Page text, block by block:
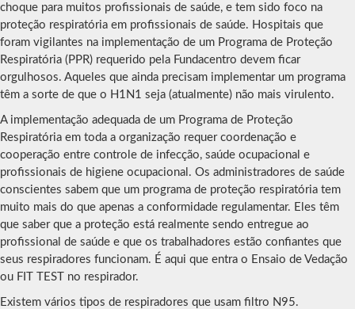
choque para muitos profissionais de saúde, e tem sido foco na
proteção respiratória em profissionais de saúde. Hospitais que
foram vigilantes na implementação de um Programa de Proteção
Respiratória (PPR) requerido pela Fundacentro devem ficar
orgulhosos. Aqueles que ainda precisam implementar um programa
têm a sorte de que o H1N1 seja (atualmente) não mais virulento.
A implementação adequada de um Programa de Proteção
Respiratória em toda a organização requer coordenação e
cooperação entre controle de infecção, saúde ocupacional e
profissionais de higiene ocupacional. Os administradores de saúde
conscientes sabem que um programa de proteção respiratória tem
muito mais do que apenas a conformidade regulamentar. Eles têm
que saber que a proteção está realmente sendo entregue ao
profissional de saúde e que os trabalhadores estão confiantes que
seus respiradores funcionam. É aqui que entra o Ensaio de Vedação
ou FIT TEST no respirador.
Existem vários tipos de respiradores que usam filtro N95.